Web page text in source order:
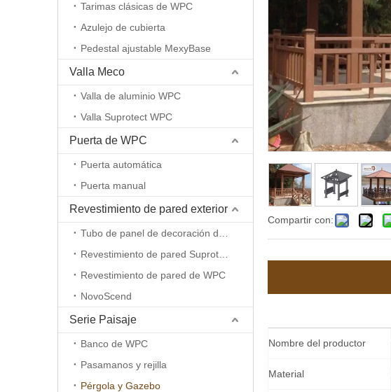
Tarimas clásicas de WPC
Azulejo de cubierta
Pedestal ajustable MexyBase
Valla Meco
Valla de aluminio WPC
Valla Suprotect WPC
Puerta de WPC
Puerta automática
Puerta manual
Revestimiento de pared exterior
Revestimiento de pared de WPC
NovoScend
Serie Paisaje
Banco de WPC
Pasamanos y rejilla
Pérgola y Gazebo
Compartir con:
Nombre del productor
Material